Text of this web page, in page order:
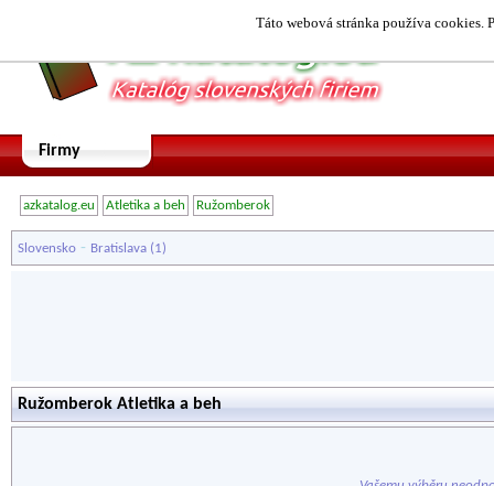
Táto webová stránka používa cookies.
Firmy
azkatalog.eu Atletika a beh Ružomberok
Slovensko - Bratislava (1)
Ružomberok Atletika a beh